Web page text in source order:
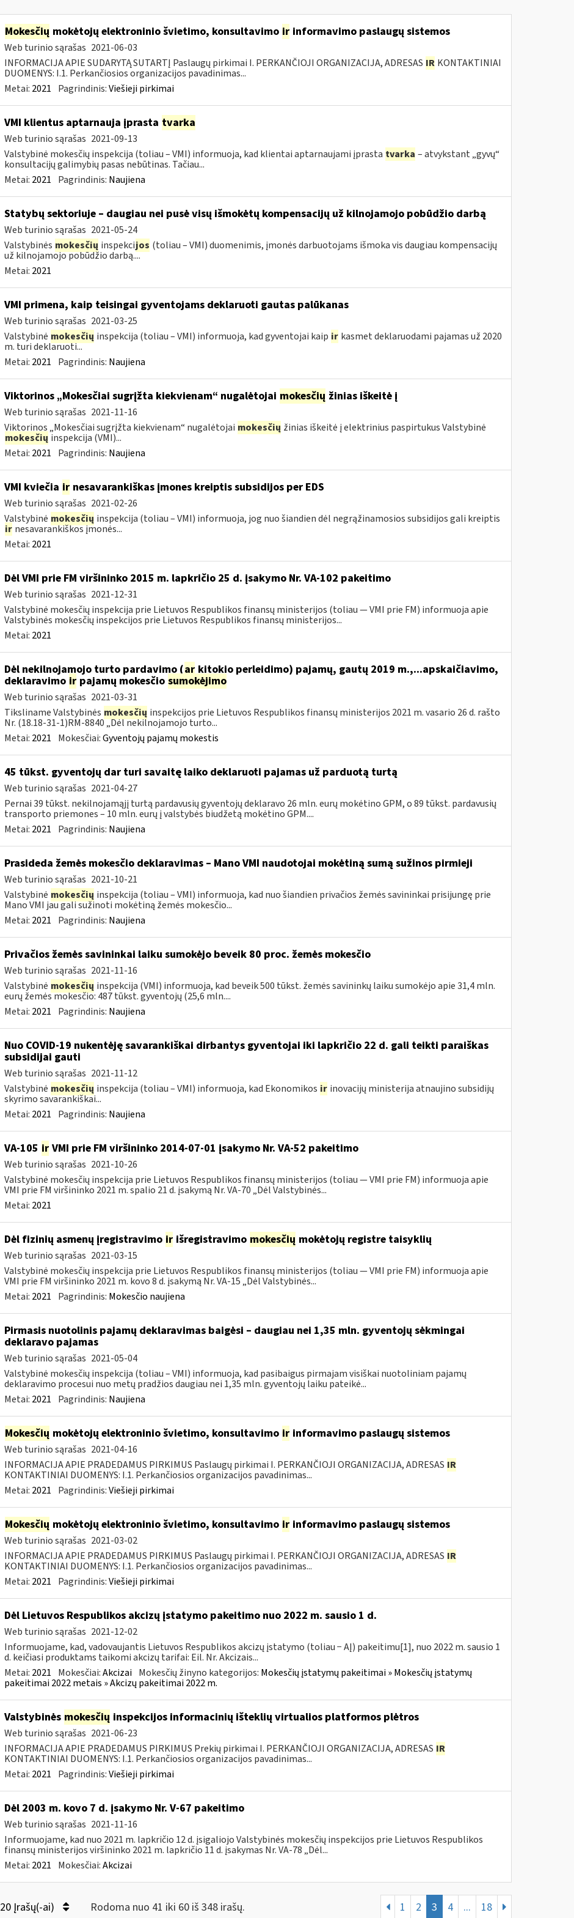
Mokesčių mokėtojų elektroninio švietimo, konsultavimo irinformavimo paslaugų sistemos
Web turinio sąrašas 2021-06-03
INFORMACIJA APIE SUDARYTĄ SUTARTĮ Paslaugų pirkimai I. PERKANČIOJI ORGANIZACIJA, ADRESAS IR KONTAKTINIAI
DUOMENYS: I.1. Perkančiosios organizacijos pavadinimas...
Metai: 2021 Pagrindinis:Viešieji pirkimai
VMI klientus aptarnauja įprasta tvarka
Web turinio sąrašas 2021-09-13
Valstybinė mokesčių inspekcija (toliau – VMI) informuoja, kad klientai aptarnaujami įprasta tvarka – atvykstant „gyvų“
konsultacijų galimybių pasas nebūtinas. Tačiau...
Metai: 2021 Pagrindinis: Naujiena
Statybų sektoriuje – daugiau nei pusė visų išmokėtų kompensacijų už kilnojamojo pobūdžio darbą
Web turinio sąrašas 2021-05-24
Valstybinės mokesčių inspekcijos (toliau – VMI) duomenimis, įmonės darbuotojams išmoka vis daugiau kompensacijų
už kilnojamojo pobūdžio darbą....
Metai: 2021
VMI primena, kaip teisingai gyventojams deklaruoti gautas palūkanas
Web turinio sąrašas 2021-03-25
Valstybinė mokesčių inspekcija (toliau – VMI) informuoja, kad gyventojai kaip ir kasmet deklaruodami pajamas už 2020
m. turi deklaruoti...
Metai: 2021 Pagrindinis: Naujiena
Viktorinos „Mokesčiai sugrįžta kiekvienam“ nugalėtojai mokesčių žinias iškeitė į
Web turinio sąrašas 2021-11-16
Viktorinos „Mokesčiai sugrįžta kiekvienam“ nugalėtojai mokesčių žinias iškeitė į elektrinius paspirtukus Valstybinė
mokesčių inspekcija (VMI)...
Metai: 2021 Pagrindinis: Naujiena
VMI kviečia irnesavarankiškas įmones kreiptis subsidijos per EDS
Web turinio sąrašas 2021-02-26
Valstybinė mokesčių inspekcija (toliau – VMI) informuoja, jog nuo šiandien dėl negrąžinamosios subsidijos gali kreiptis
ir nesavarankiškos įmonės...
Metai: 2021
Dėl VMI prie FM viršininko 2015 m. lapkričio 25 d. įsakymo Nr. VA-102 pakeitimo
Web turinio sąrašas 2021-12-31
Valstybinė mokesčių inspekcija prie Lietuvos Respublikos finansų ministerijos (toliau ― VMI prie FM) informuoja apie
Valstybinės mokesčių inspekcijos prie Lietuvos Respublikos finansų ministerijos...
Metai: 2021
Dėl nekilnojamojo turto pardavimo (arkitokio perleidimo) pajamų, gautų 2019 m.,...apskaičiavimo,
deklaravimo irpajamų mokesčio sumokėjimo
Web turinio sąrašas 2021-03-31
Tiksliname Valstybinės mokesčių inspekcijos prie Lietuvos Respublikos finansų ministerijos 2021 m. vasario 26 d. rašto
Nr. (18.18-31-1)RM-8840 „Dėl nekilnojamojo turto...
Metai: 2021 Mokesčiai:Gyventojų pajamų mokestis
45 tūkst. gyventojų dar turi savaitę laiko deklaruoti pajamas už parduotą turtą
Web turinio sąrašas 2021-04-27
Pernai 39 tūkst. nekilnojamąjį turtą pardavusių gyventojų deklaravo 26 mln. eurų mokėtino GPM, o 89 tūkst. pardavusių
transporto priemones – 10 mln. eurų į valstybės biudžetą mokėtino GPM....
Metai: 2021 Pagrindinis: Naujiena
Prasideda žemės mokesčio deklaravimas – Mano VMI naudotojai mokėtiną sumą sužinos pirmieji
Web turinio sąrašas 2021-10-21
Valstybinė mokesčių inspekcija (toliau – VMI) informuoja, kad nuo šiandien privačios žemės savininkai prisijungę prie
Mano VMI jau gali sužinoti mokėtiną žemės mokesčio...
Metai: 2021 Pagrindinis: Naujiena
Privačios žemės savininkai laiku sumokėjo beveik 80 proc. žemės mokesčio
Web turinio sąrašas 2021-11-16
Valstybinė mokesčių inspekcija (VMI) informuoja, kad beveik 500 tūkst. žemės savininkų laiku sumokėjo apie 31,4 mln.
eurų žemės mokesčio: 487 tūkst. gyventojų (25,6 mln....
Metai: 2021 Pagrindinis: Naujiena
Nuo COVID-19 nukentėję savarankiškai dirbantys gyventojai iki lapkričio 22 d. gali teikti paraiškas
subsidijai gauti
Web turinio sąrašas 2021-11-12
Valstybinė mokesčių inspekcija (toliau – VMI) informuoja, kad Ekonomikos ir inovacijų ministerija atnaujino subsidijų
skyrimo savarankiškai...
Metai: 2021 Pagrindinis: Naujiena
VA-105 irVMI prie FM viršininko 2014-07-01 įsakymo Nr. VA-52 pakeitimo
Web turinio sąrašas 2021-10-26
Valstybinė mokesčių inspekcija prie Lietuvos Respublikos finansų ministerijos (toliau ― VMI prie FM) informuoja apie
VMI prie FM viršininko 2021 m. spalio 21 d. įsakymą Nr. VA-70 „Dėl Valstybinės...
Metai: 2021
Dėl fizinių asmenų įregistravimo irišregistravimo mokesčių mokėtojų registre taisyklių
Web turinio sąrašas 2021-03-15
Valstybinė mokesčių inspekcija prie Lietuvos Respublikos finansų ministerijos (toliau ― VMI prie FM) informuoja apie
VMI prie FM viršininko 2021 m. kovo 8 d. įsakymą Nr. VA-15 „Dėl Valstybinės...
Metai: 2021 Pagrindinis: Mokesčio naujiena
Pirmasis nuotolinis pajamų deklaravimas baigėsi – daugiau nei 1,35 mln. gyventojų sėkmingai
deklaravo pajamas
Web turinio sąrašas 2021-05-04
Valstybinė mokesčių inspekcija (toliau – VMI) informuoja, kad pasibaigus pirmajam visiškai nuotoliniam pajamų
deklaravimo procesui nuo metų pradžios daugiau nei 1,35 mln. gyventojų laiku pateikė...
Metai: 2021 Pagrindinis: Naujiena
Mokesčių mokėtojų elektroninio švietimo, konsultavimo irinformavimo paslaugų sistemos
Web turinio sąrašas 2021-04-16
INFORMACIJA APIE PRADEDAMUS PIRKIMUS Paslaugų pirkimai I. PERKANČIOJI ORGANIZACIJA, ADRESAS IR
KONTAKTINIAI DUOMENYS: I.1. Perkančiosios organizacijos pavadinimas...
Metai: 2021 Pagrindinis:Viešieji pirkimai
Mokesčių mokėtojų elektroninio švietimo, konsultavimo irinformavimo paslaugų sistemos
Web turinio sąrašas 2021-03-02
INFORMACIJA APIE PRADEDAMUS PIRKIMUS Paslaugų pirkimai I. PERKANČIOJI ORGANIZACIJA, ADRESAS IR
KONTAKTINIAI DUOMENYS: I.1. Perkančiosios organizacijos pavadinimas...
Metai: 2021 Pagrindinis:Viešieji pirkimai
Dėl Lietuvos Respublikos akcizų įstatymo pakeitimo nuo 2022 m. sausio 1 d.
Web turinio sąrašas 2021-12-02
Informuojame, kad, vadovaujantis Lietuvos Respublikos akcizų įstatymo (toliau − AĮ) pakeitimu[1], nuo 2022 m. sausio 1
d. keičiasi produktams taikomi akcizų tarifai: Eil. Nr. Akcizais...
Metai: 2021 Mokesčiai:Akcizai Mokesčių žinyno kategorijos: Mokesčių įstatymų pakeitimai » Mokesčių įstatymų
pakeitimai 2022 metais » Akcizų pakeitimai 2022 m.
Valstybinės mokesčių inspekcijos informacinių išteklių virtualios platformos plėtros
Web turinio sąrašas 2021-06-23
INFORMACIJA APIE PRADEDAMUS PIRKIMUS Prekių pirkimai I. PERKANČIOJI ORGANIZACIJA, ADRESAS IR
KONTAKTINIAI DUOMENYS: I.1. Perkančiosios organizacijos pavadinimas...
Metai: 2021 Pagrindinis:Viešieji pirkimai
Dėl 2003 m. kovo 7 d. įsakymo Nr. V-67 pakeitimo
Web turinio sąrašas 2021-11-16
Informuojame, kad nuo 2021 m. lapkričio 12 d. įsigaliojo Valstybinės mokesčių inspekcijos prie Lietuvos Respublikos
finansų ministerijos viršininko 2021 m. lapkričio 11 d. įsakymas Nr. VA-78 „Dėl...
Metai: 2021 Mokesčiai:Akcizai
20 Įrašų(-ai) Rodoma nuo 41 iki 60 iš 348 irašų. 1 2 3 4 ... 18